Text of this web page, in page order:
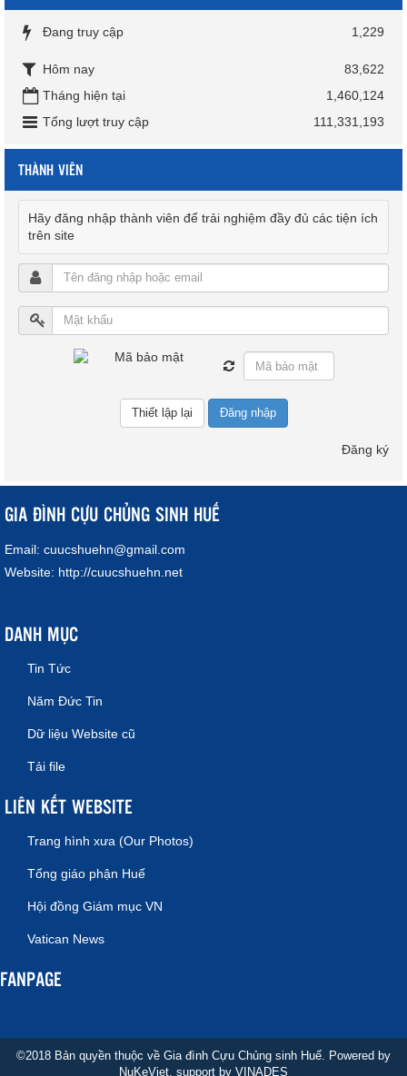
Đang truy cập 1,229
Hôm nay
83,622
Tháng hiện tại
1,460,124
Tổng lượt truy cập
111,331,193
THÀNH VIÊN
Hãy đăng nhập thành viên để trải nghiệm đầy đủ các tiện ích
trên site
Đăng nhập
Đăng ký
GIA ĐÌNH CỰU CHỦNG SINH HUẾ
Email: cuucshuehn@gmail.com
Website: http://cuucshuehn.net
DANH MỤC
Tin Tức
Năm Đức Tin
Dữ liệu Website cũ
Tải file
LIÊN KẾT WEBSITE
Trang hình xưa (Our Photos)
Tổng giáo phận Huế
Hội đồng Giám mục VN
Vatican News
FANPAGE
©2018 Bản quyền thuộc về Gia đình Cựu Chủng sinh Huế. Powered by
NuKeViet , support by VINADES